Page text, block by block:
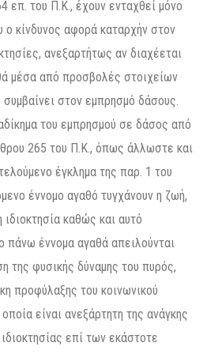
επ. του Π.Κ., έχουν ενταχθεί μόνο
ο κίνδυνος αφορά καταρχήν στον
ανεξαρτήτως αν διαχέεται
μέσα από προσβολές στοιχείων
στον εμπρησμό δάσους.
του εμπρησμού σε δάσος από
265 του Π.Κ., όπως άλλωστε και
έγκλημα της παρ. 1 του
έννομο αγαθό τυγχάνουν η ζωή,
καθώς και αυτό
πάνω έννομα αγαθά απειλούνται
της φυσικής δύναμης του πυρός,
προφύλαξης του κοινωνικού
είναι ανεξάρτητη της ανάγκης
επί των εκάστοτε